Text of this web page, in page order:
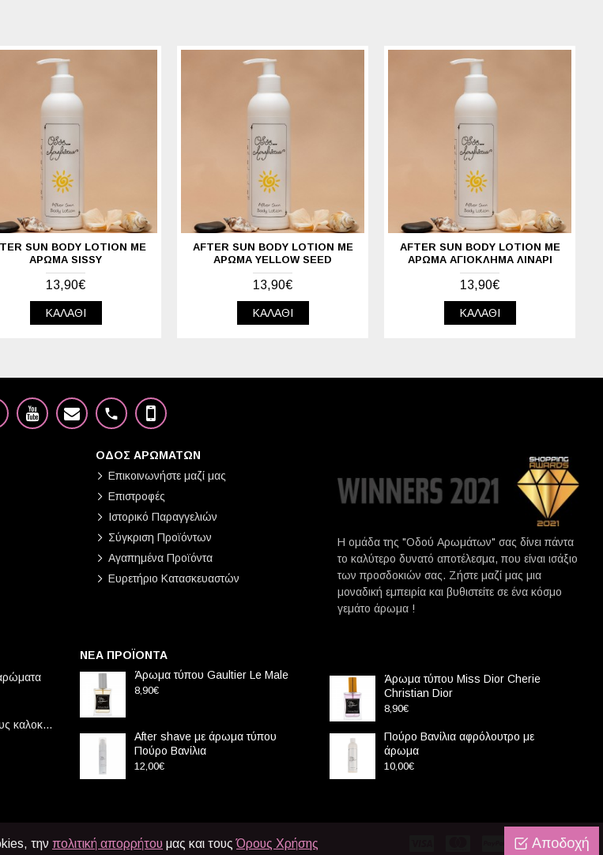
SUN BODY LOTION ΜΕ
ΆΡΩΜΑ SISSY
13,90€
ΚΑΛΆΘΙ
AFTER SUN BODY LOTION ΜΕ
ΆΡΩΜΑ YELLOW SEED
13,90€
ΚΑΛΆΘΙ
AFTER SUN BODY LOTION ΜΕ
ΆΡΩΜΑ ΑΓΙΌΚΛΗΜΑ ΛΙΝΆΡΙ
13,90€
ΚΑΛΆΘΙ
ΟΔΟΣ ΑΡΩΜΑΤΩΝ
Επικοινωνήστε μαζί μας
Επιστροφές
Ιστορικό Παραγγελιών
Σύγκριση Προϊόντων
Αγαπημένα Προϊόντα
Ευρετήριο Κατασκευαστών
Η ομάδα της "Οδού Αρωμάτων" σας δίνει πάντα
το καλύτερο δυνατό αποτέλεσμα, που είναι ισάξιο
των προσδοκιών σας. Ζήστε μαζί μας μια
μοναδική εμπειρία και βυθιστείτε σε ένα κόσμο
γεμάτο άρωμα !
Πως να φοράς αρώματα τους καλοκαιρινούς μήνες
ΝΕΑ ΠΡΟΪΟΝΤΑ
Άρωμα τύπου Gaultier Le Male
8,90€
Άρωμα τύπου Miss Dior Cherie
Christian Dior
8,90€
After shave με άρωμα τύπου
Πούρο Βανίλια
12,00€
Πούρο Βανίλια αφρόλουτρο με
άρωμα
10,00€
Αποδοχή
την πολιτική απορρήτου μας και τουςΌρους Χρήσης